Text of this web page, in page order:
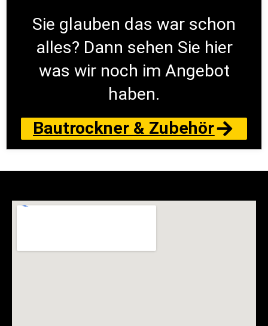
Sie glauben das war schon
alles? Dann sehen Sie hier
was wir noch im Angebot
haben.
Bautrockner & Zubehör